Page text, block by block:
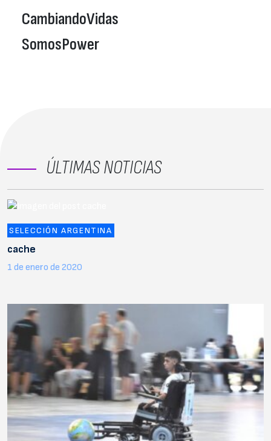
CambiandoVidas
SomosPower
ÚLTIMAS NOTICIAS
SELECCIÓN ARGENTINA
cache
1 de enero de 2020